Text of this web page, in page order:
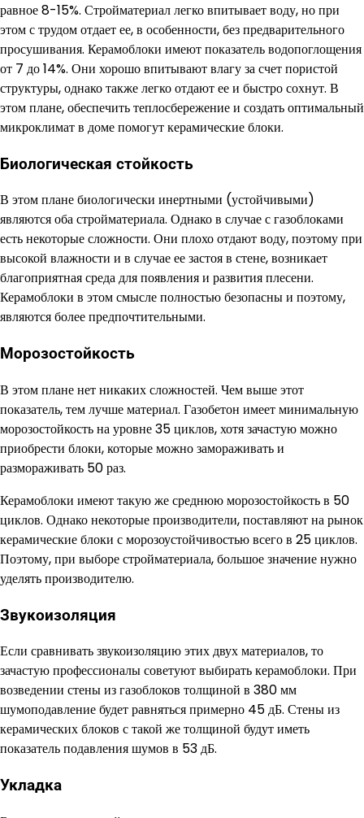
равное 8-15%. Стройматериал легко впитывает воду, но при
этом с трудом отдает ее, в особенности, без предварительного
просушивания. Керамоблоки имеют показатель водопоглощения
от 7 до 14%. Они хорошо впитывают влагу за счет пористой
структуры, однако также легко отдают ее и быстро сохнут. В
этом плане, обеспечить теплосбережение и создать оптимальный
микроклимат в доме помогут керамические блоки.
Биологическая стойкость
В этом плане биологически инертными (устойчивыми)
являются оба стройматериала. Однако в случае с газоблоками
есть некоторые сложности. Они плохо отдают воду, поэтому при
высокой влажности и в случае ее застоя в стене, возникает
благоприятная среда для появления и развития плесени.
Керамоблоки в этом смысле полностью безопасны и поэтому,
являются более предпочтительными.
Морозостойкость
В этом плане нет никаких сложностей. Чем выше этот
показатель, тем лучше материал. Газобетон имеет минимальную
морозостойкость на уровне 35 циклов, хотя зачастую можно
приобрести блоки, которые можно замораживать и
размораживать 50 раз.
Керамоблоки имеют такую же среднюю морозостойкость в 50
циклов. Однако некоторые производители, поставляют на рынок
керамические блоки с морозоустойчивостью всего в 25 циклов.
Поэтому, при выборе стройматериала, большое значение нужно
уделять производителю.
Звукоизоляция
Если сравнивать звукоизоляцию этих двух материалов, то
зачастую профессионалы советуют выбирать керамоблоки. При
возведении стены из газоблоков толщиной в 380 мм
шумоподавление будет равняться примерно 45 дБ. Стены из
керамических блоков с такой же толщиной будут иметь
показатель подавления шумов в 53 дБ.
Укладка